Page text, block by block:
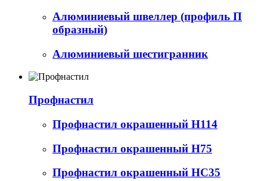
Алюминиевый швеллер (профиль П
образный)
Алюминиевый шестигранник
Профнастил
Профнастил окрашенный Н114
Профнастил окрашенный Н75
Профнастил окрашенный НС35